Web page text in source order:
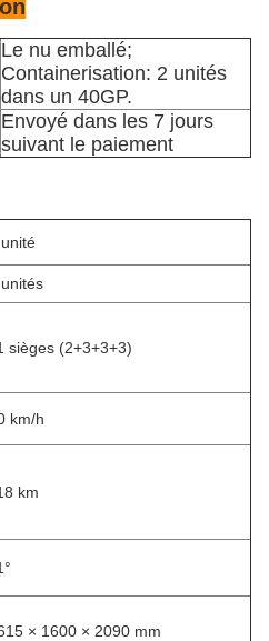
Le nu emballé;
Containerisation: 2 unités
dans un 40GP.
Envoyé dans les 7 jours
suivant le paiement
sièges (2+3+3+3)
km/h
km
× 1600 × 2090 mm